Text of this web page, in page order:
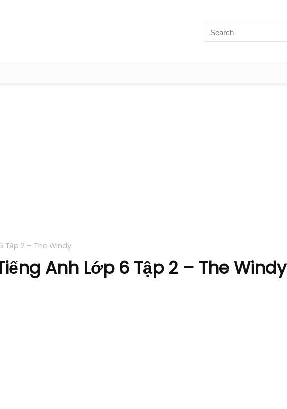
Tập 2 – The Windy
Anh Lớp 6 Tập 2 – The Windy